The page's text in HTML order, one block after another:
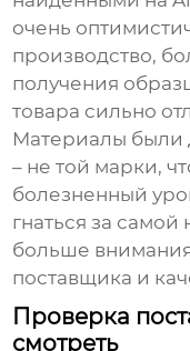
очень
производство,
получения
товара сильно
Материалы
– не той марки,
болезненный
гнаться за самой
больше
поставщика и
Проверка
смотреть